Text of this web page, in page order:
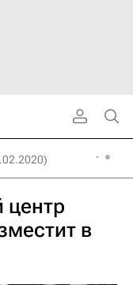
центр
в